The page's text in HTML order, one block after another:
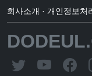
회사소개 · 개인정보처